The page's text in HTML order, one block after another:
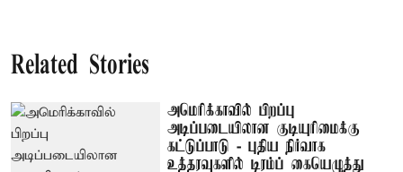
Related Stories
அமெரிக்காவில் பிறப்பு
அடிப்படையிலான குடியுரிமைக்கு
கட்டுப்பாடு - புதிய நிர்வாக
உத்தரவுகளில் டிரம்ப் கையெழுத்து